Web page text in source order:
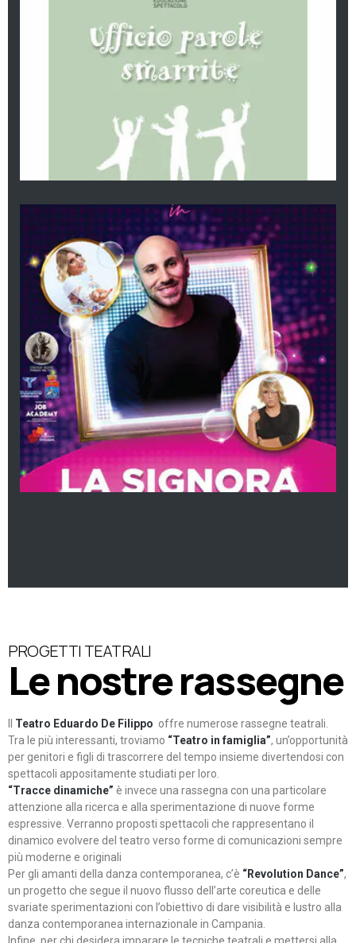
PROGETTI TEATRALI
Le nostre rassegne
Teatro Eduardo De Filippo offre numerose rassegne teatrali.
Tra le più interessanti, troviamo “Teatro in famiglia”, un’opportunità
per genitori e figli di trascorrere del tempo insieme divertendosi con
spettacoli appositamente studiati per loro.
“Tracce dinamiche” è invece una rassegna con una particolare
attenzione alla ricerca e alla sperimentazione di nuove forme
espressive. Verranno proposti spettacoli che rappresentano il
dinamico evolvere del teatro verso forme di comunicazioni sempre
più moderne e originali
Per gli amanti della danza contemporanea, c’è “Revolution Dance”,
un progetto che segue il nuovo flusso dell’arte coreutica e delle
svariate sperimentazioni con l’obiettivo di dare visibilità e lustro alla
danza contemporanea internazionale in Campania.
Infine, per chi desidera imparare le tecniche teatrali e mettersi alla